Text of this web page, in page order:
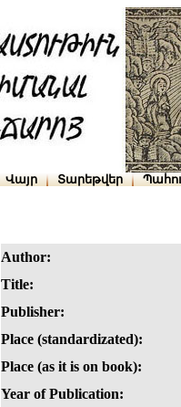
Վայր Տարեթվեր
Author:
Title:
Publisher:
Place (standardizated):
Place (as it is on book):
Year of Publication: